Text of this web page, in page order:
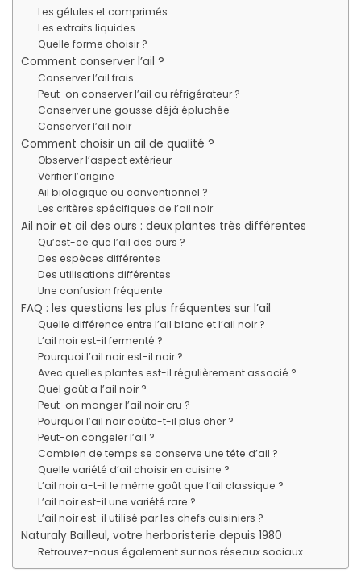
Les gélules et comprimés
Les extraits liquides
Quelle forme choisir ?
Comment conserver l’ail ?
Conserver l’ail frais
Peut-on conserver l’ail au réfrigérateur ?
Conserver une gousse déjà épluchée
Conserver l’ail noir
Comment choisir un ail de qualité ?
Observer l’aspect extérieur
Vérifier l’origine
Ail biologique ou conventionnel ?
Les critères spécifiques de l’ail noir
Ail noir et ail des ours : deux plantes très différentes
Qu’est-ce que l’ail des ours ?
Des espèces différentes
Des utilisations différentes
Une confusion fréquente
FAQ : les questions les plus fréquentes sur l’ail
Quelle différence entre l’ail blanc et l’ail noir ?
L’ail noir est-il fermenté ?
Pourquoi l’ail noir est-il noir ?
Avec quelles plantes est-il régulièrement associé ?
Quel goût a l’ail noir ?
Peut-on manger l’ail noir cru ?
Pourquoi l’ail noir coûte-t-il plus cher ?
Peut-on congeler l’ail ?
Combien de temps se conserve une tête d’ail ?
Quelle variété d’ail choisir en cuisine ?
L’ail noir a-t-il le même goût que l’ail classique ?
L’ail noir est-il une variété rare ?
L’ail noir est-il utilisé par les chefs cuisiniers ?
Naturaly Bailleul, votre herboristerie depuis 1980
Retrouvez-nous également sur nos réseaux sociaux